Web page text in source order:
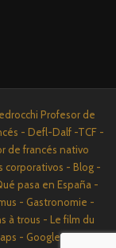
Profesor de
- Defl-Dalf -TCF -
de francés nativo
corporativos - Blog -
pasa en España -
- Gastronomie -
à trous - Le film du
- Google News -